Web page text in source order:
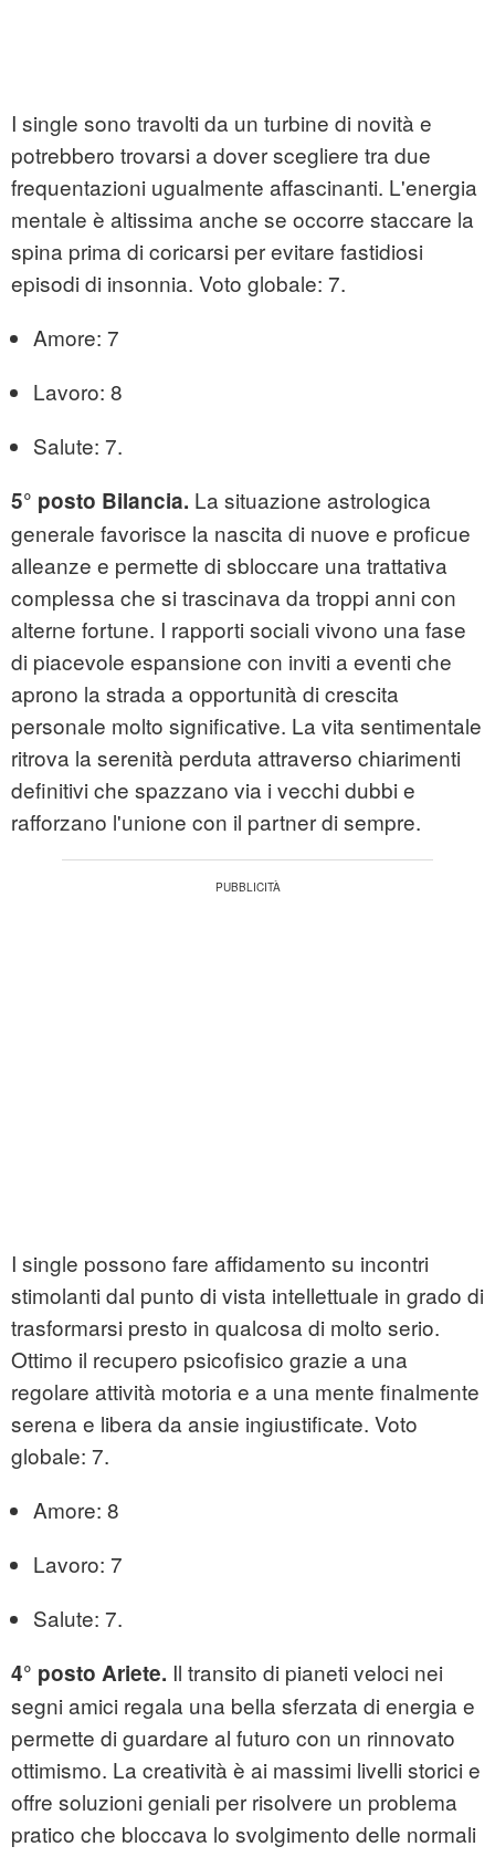
I single sono travolti da un turbine di novità e
potrebbero trovarsi a dover scegliere tra due
frequentazioni ugualmente affascinanti. L'energia
mentale è altissima anche se occorre staccare la
spina prima di coricarsi per evitare fastidiosi
episodi di insonnia. Voto globale: 7.
Amore: 7
Lavoro: 8
Salute: 7.
5° posto Bilancia. La situazione astrologica
generale favorisce la nascita di nuove e proficue
alleanze e permette di sbloccare una trattativa
complessa che si trascinava da troppi anni con
alterne fortune. I rapporti sociali vivono una fase
di piacevole espansione con inviti a eventi che
aprono la strada a opportunità di crescita
personale molto significative. La vita sentimentale
ritrova la serenità perduta attraverso chiarimenti
definitivi che spazzano via i vecchi dubbi e
rafforzano l'unione con il partner di sempre.
I single possono fare affidamento su incontri
stimolanti dal punto di vista intellettuale in grado di
trasformarsi presto in qualcosa di molto serio.
Ottimo il recupero psicofisico grazie a una
regolare attività motoria e a una mente finalmente
serena e libera da ansie ingiustificate. Voto
globale: 7.
Amore: 8
Lavoro: 7
Salute: 7.
4° posto Ariete. Il transito di pianeti veloci nei
segni amici regala una bella sferzata di energia e
permette di guardare al futuro con un rinnovato
ottimismo. La creatività è ai massimi livelli storici e
offre soluzioni geniali per risolvere un problema
pratico che bloccava lo svolgimento delle normali